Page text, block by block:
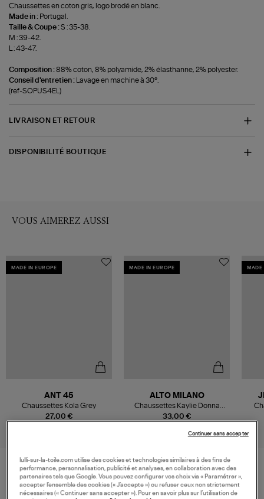
Chaussettes en coton gris, logo brodé en blanc.
Made in : Portugal.
Taille & Coupe :S : 35-38.
M : 39-42.
L : 43-47.
Composition :88% coton, 8% polyamide, 2% élasthanne, 2% polyester.
Conseil d'entretien :
Lavage en machine à 30°.
(ref-SOPUS4EL)
LIVRAISON ET RETOUR
DISPONIBILITÉ BOUTIQUE
VOUS AIMEREZ AUSSI
MADE IN EUROPE
27,00 €
ANT 45
Chaussettes Kola Grey
MADE IN EUROPE
33,00 €
ALTO MILANO
Chaussettes Kaylie Donna
Calzino Greggio
MADE
VOS DERNIERS PRODUITS VUS
lulli-sur-la-toile.com utilise des cookies et technologies similaires à des fins de
performance, personnalisation, publicité et analyses, en collaboration avec des
partenaires tels que Google. Vous pouvez configurer vos choix via « Paramétrer »,
accepter l’ensemble des cookies (« J’accepte ») ou refuser ceux non strictement
nécessaires (« Continuer sans accepter »). Pour en savoir plus sur l’utilisation de
Continuer sans accepter